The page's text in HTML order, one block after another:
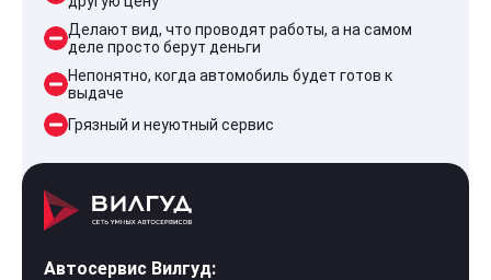
Делают вид, что проводят работы, а на самом
деле просто берут деньги
Непонятно, когда автомобиль будет готов к
выдаче
Грязный и неуютный сервис
Автосервис Вилгуд: